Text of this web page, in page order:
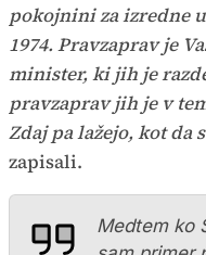
pokojnini za izredne
1974. Pravzaprav je
minister, ki jih je
pravzaprav jih je v
Zdaj pa lažejo, kot da
zapisali.
Medtem ko